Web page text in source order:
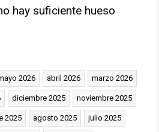
hay suficiente hueso
2026 abril 2026 marzo 2026
diciembre 2025 noviembre 2025
2025 agosto 2025 julio 2025